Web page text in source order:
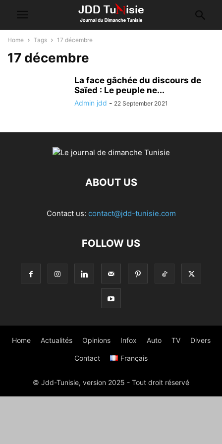
Home Tags 17 décembre
17 décembre
La face gâchée du discours de
Saïed : Le peuple ne...
Admin jdd - 22 September 2021
ABOUT US
Contact us: contact@jdd-tunisie.com
FOLLOW US
Home Actualités Opinions Infox Auto TV Divers
Contact Français
© Jdd-Tunisie, version 2025 - Tout droit réservé